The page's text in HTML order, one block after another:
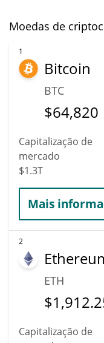
Moedas de
1
Bitcoin
BTC
$64,820
Capitalização de
mercado
$1.3T
Mais
2
ETH
$
Capitalização de